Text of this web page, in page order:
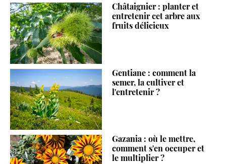
Châtaignier : planter et
entretenir cet arbre aux
fruits délicieux
Gentiane : comment la
semer, la cultiver et
l'entretenir ?
Gazania : où le mettre,
comment s'en occuper et
le multiplier ?